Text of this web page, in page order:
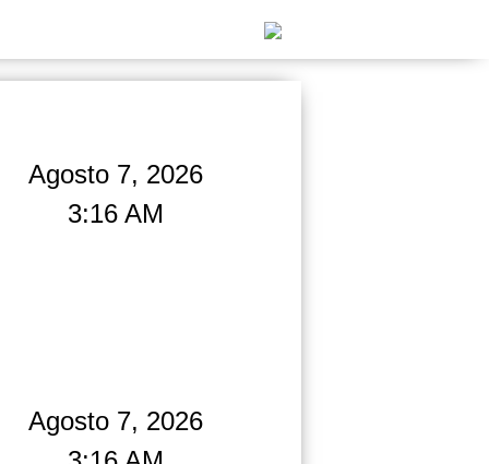
Agosto 7, 2026
3:16 AM
Agosto 7, 2026